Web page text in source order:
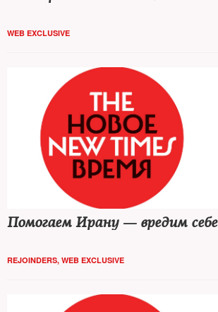
WEB EXCLUSIVE
Помогаем Ирану — вредим себе
REJOINDERS, WEB EXCLUSIVE